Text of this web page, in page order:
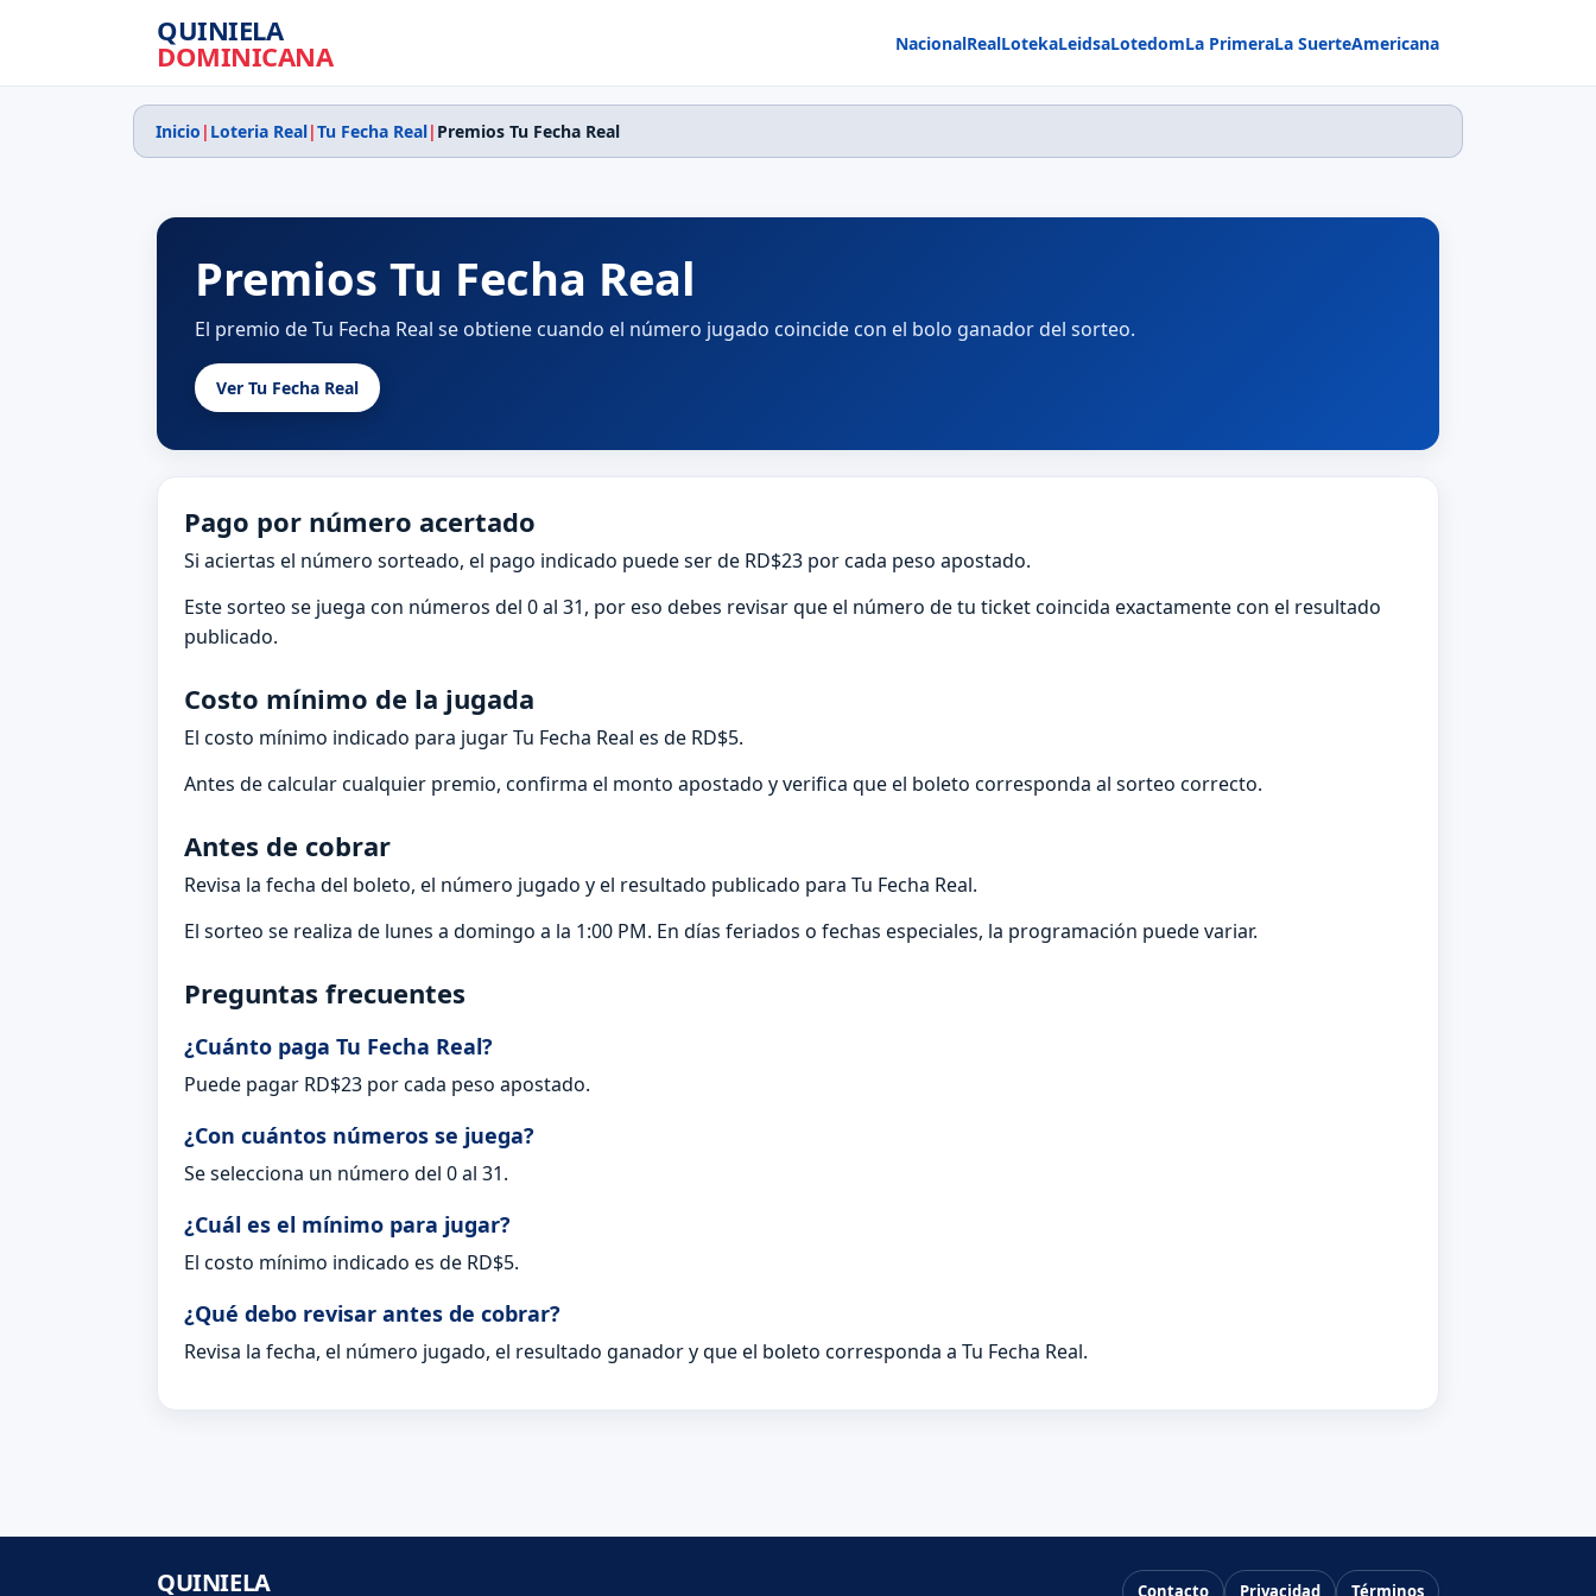
QUINIELA
DOMINICANA NacionalRealLotekaLeidsaLotedomLa PrimeraLa SuerteAmericana
Inicio | Loteria Real|Tu Fecha Real| Premios Tu Fecha Real
Premios Tu Fecha Real
El premio de Tu Fecha Real se obtiene cuando el número jugado coincide con el bolo ganador del sorteo.
Ver Tu Fecha Real
Pago por número acertado
Si aciertas el número sorteado, el pago indicado puede ser de RD$23 por cada peso apostado.
Este sorteo se juega con números del 0 al 31, por eso debes revisar que el número de tu ticket coincida exactamente con el resultado
publicado.
Costo mínimo de la jugada
El costo mínimo indicado para jugar Tu Fecha Real es de RD$5.
Antes de calcular cualquier premio, confirma el monto apostado y verifica que el boleto corresponda al sorteo correcto.
Antes de cobrar
Revisa la fecha del boleto, el número jugado y el resultado publicado para Tu Fecha Real.
El sorteo se realiza de lunes a domingo a la 1:00 PM. En días feriados o fechas especiales, la programación puede variar.
Preguntas frecuentes
¿Cuánto paga Tu Fecha Real?
Puede pagar RD$23 por cada peso apostado.
¿Con cuántos números se juega?
Se selecciona un número del 0 al 31.
¿Cuál es el mínimo para jugar?
El costo mínimo indicado es de RD$5.
¿Qué debo revisar antes de cobrar?
Revisa la fecha, el número jugado, el resultado ganador y que el boleto corresponda a Tu Fecha Real.
QUINIELA Contacto Privacidad Términos